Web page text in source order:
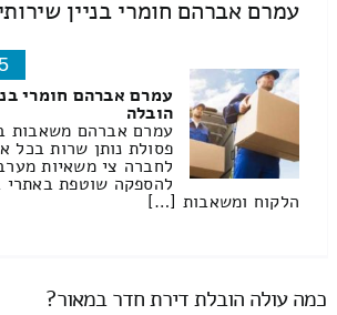
עמרם אברהם חומרי בניין
עמרם אברהם חומרי
הובלה
עמרם אברהם משאבות
פסולת נותן שרות בכל
לחברה צי משאיות
להספקה שוטפת באתרי
הלקוח ומשאבות […]
כמה עולה הובלת דירת חדר במאור?